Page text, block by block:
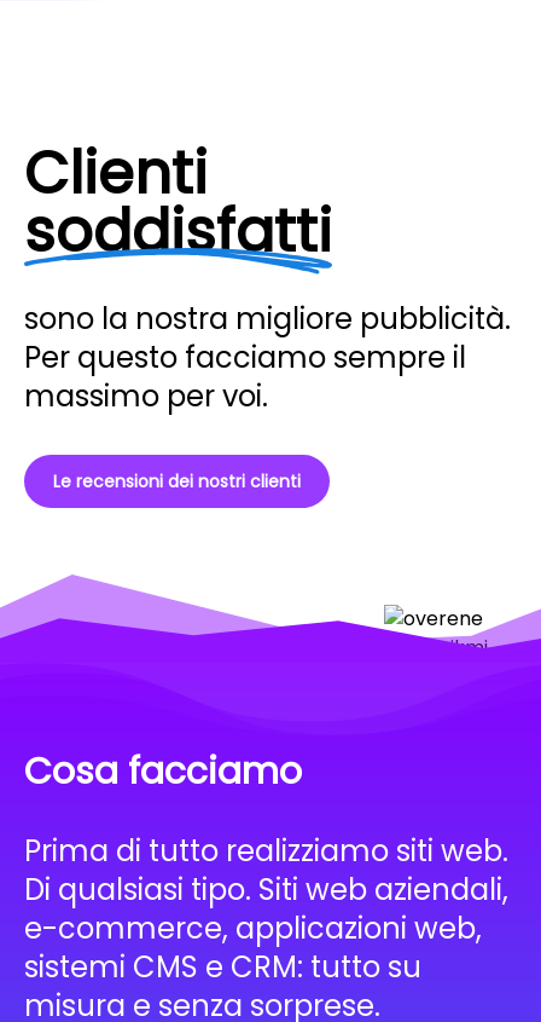
Clienti
soddisfatti
sono la nostra migliore pubblicità.
Per questo facciamo sempre il
massimo per voi.
Le recensioni dei nostri clienti
Cosa facciamo
Prima di tutto realizziamo siti web.
Di qualsiasi tipo. Siti web aziendali,
e-commerce, applicazioni web,
sistemi CMS e CRM: tutto su
misura e senza sorprese.